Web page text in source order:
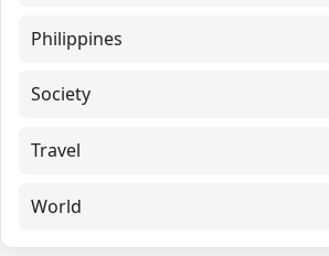
Philippines
Society
Travel
World